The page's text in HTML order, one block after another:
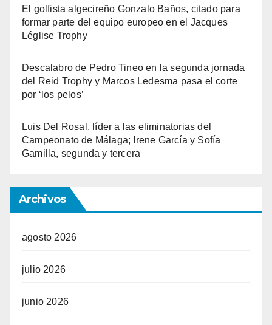
El golfista algecireño Gonzalo Baños, citado para
formar parte del equipo europeo en el Jacques
Léglise Trophy
Descalabro de Pedro Tineo en la segunda jornada
del Reid Trophy y Marcos Ledesma pasa el corte
por ‘los pelos’
Luis Del Rosal, líder a las eliminatorias del
Campeonato de Málaga; Irene García y Sofía
Gamilla, segunda y tercera
Archivos
agosto 2026
julio 2026
junio 2026